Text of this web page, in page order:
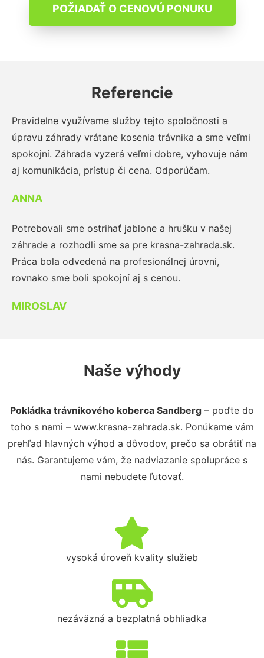
POŽIADAŤ O CENOVÚ PONUKU
Referencie
Pravidelne využívame služby tejto spoločnosti a
úpravu záhrady vrátane kosenia trávnika a sme veľmi
spokojní. Záhrada vyzerá veľmi dobre, vyhovuje nám
aj komunikácia, prístup či cena. Odporúčam.
ANNA
Potrebovali sme ostrihať jablone a hrušku v našej
záhrade a rozhodli sme sa pre krasna-zahrada.sk.
Práca bola odvedená na profesionálnej úrovni,
rovnako sme boli spokojní aj s cenou.
MIROSLAV
Naše výhody
Pokládka trávnikového koberca Sandberg – poďte do
toho s nami – www.krasna-zahrada.sk. Ponúkame vám
prehľad hlavných výhod a dôvodov, prečo sa obrátiť na
nás. Garantujeme vám, že nadviazanie spolupráce s
nami nebudete ľutovať.
vysoká úroveň kvality služieb
nezáväzná a bezplatná obhliadka